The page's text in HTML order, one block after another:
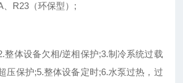
、R23（环保型）;
整体设备欠相/逆相保护;3.制冷系统过载
压保护;5.整体设备定时;6.水泵过热，过